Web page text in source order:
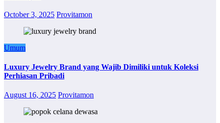
October 3, 2025 Provitamon
Umum
Luxury Jewelry Brand yang Wajib Dimiliki untuk Koleksi
Perhiasan Pribadi
August 16, 2025 Provitamon